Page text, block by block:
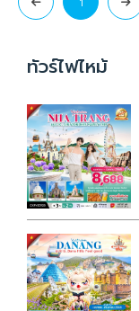
ทัวร์ไฟไหม้